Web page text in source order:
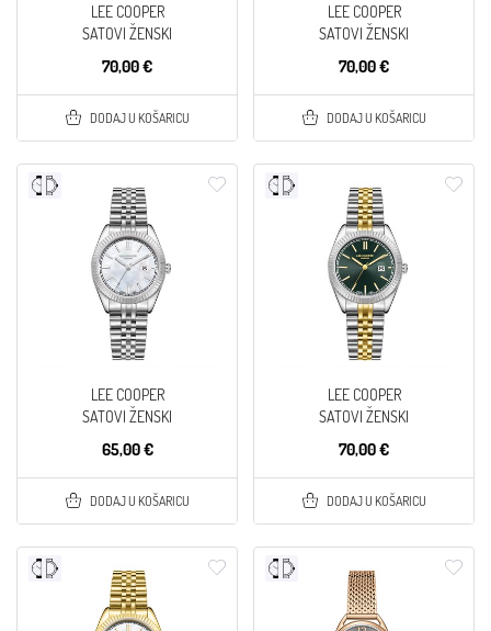
LEE COOPER
SATOVI ŽENSKI
70,00 €
DODAJ U KOŠARICU
LEE COOPER
SATOVI ŽENSKI
70,00 €
DODAJ U KOŠARICU
LEE COOPER
SATOVI ŽENSKI
65,00 €
DODAJ U KOŠARICU
LEE COOPER
SATOVI ŽENSKI
70,00 €
DODAJ U KOŠARICU